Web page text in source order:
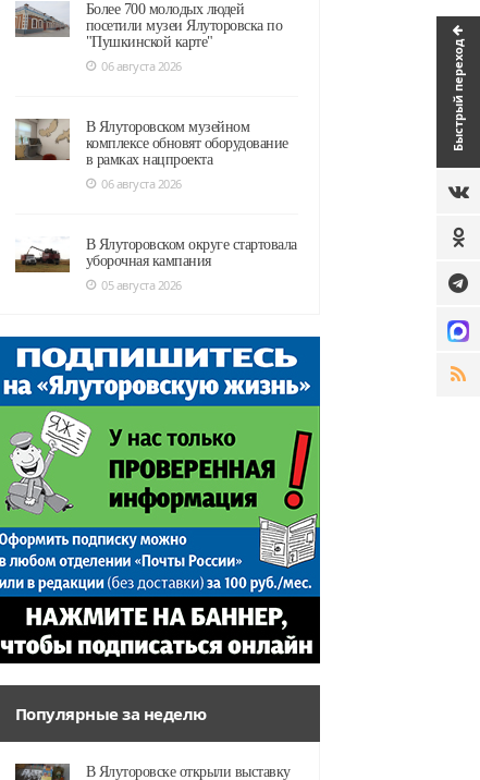
Быстрый переход
Более 700 молодых людей
посетили музеи Ялуторовска по
"Пушкинской карте"
06 августа 2026
В Ялуторовском музейном
комплексе обновят оборудование
в рамках нацпроекта
06 августа 2026
В Ялуторовском округе стартовала
уборочная кампания
05 августа 2026
Популярные за неделю
В Ялуторовске открыли выставку